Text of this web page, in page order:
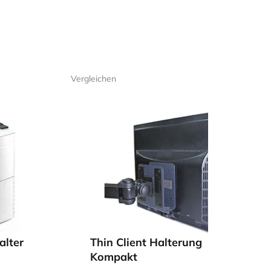
aufzuhängen.
Arten am
effizienten,
Halter noch
Vergleichen
Thin Client Halterung
Kompakt